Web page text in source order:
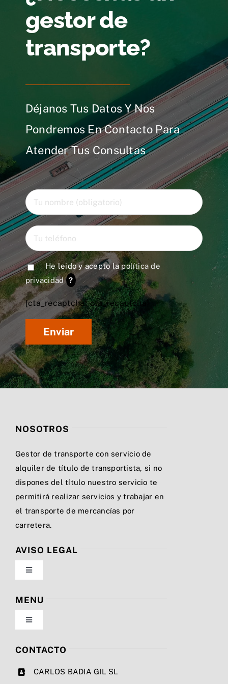
gestor de
transporte?
Déjanos Tus Datos Y Nos
Pondremos En Contacto Para
Atender Tus Consultas
He leido y acepto lapolítica de
privacidad ?
[cta_recaptcha* cta_recaptcha]
NOSOTROS
Gestor de transporte con servicio de
alquiler de título de transportista, si no
dispones del título nuestro servicio te
permitirá realizar servicios y trabajar en
el transporte de mercancías por
carretera.
AVISO LEGAL
Toggle
Navigation
Política de privacidad
Condiciones de uso
MENU
Toggle
Navigation
Nosotros
CONTACTO
CARLOS BADIA GIL SL